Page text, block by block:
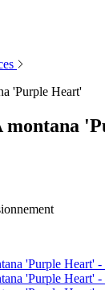
'Purple Heart'
montana